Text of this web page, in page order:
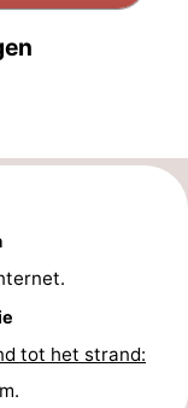
tot het strand: